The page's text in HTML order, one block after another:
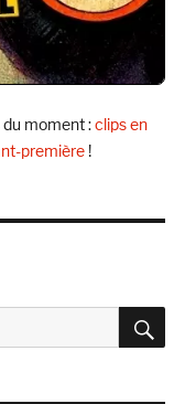
moment :clips en
première !